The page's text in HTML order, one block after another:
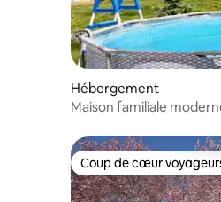
Hébergement
Maison familiale
Coup de cœur
Coup de cœur